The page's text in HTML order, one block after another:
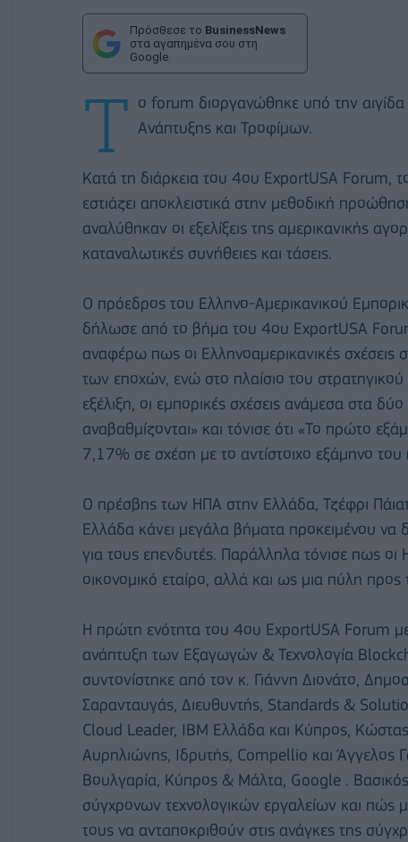
Πρόσθεσε το BusinessNews
στα αγαπημένα σου στη
Google
Τ ο forum διοργανώθηκε υπό την
Ανάπτυξης και Τροφίμων.
Κατά τη διάρκεια του 4ου ExportUSA Forum,
εστιάζει αποκλειστικά στην μεθοδική
αναλύθηκαν οι εξελίξεις της αμερικανικής
καταναλωτικές συνήθειες και τάσεις.
Ο πρόεδρος του Ελληνο-Αμερικανικού
δήλωσε από το βήμα του 4ου ExportUSA
αναφέρω πως οι Ελληνοαμερικανικές σχέσεις
των εποχών, ενώ στο πλαίσιο του
εξέλιξη, οι εμπορικές σχέσεις ανάμεσα στα
αναβαθμίζονται» και τόνισε ότι «Το πρώτο
7,17% σε σχέση με το αντίστοιχο εξάμηνο
Ο πρέσβης των ΗΠΑ στην Ελλάδα, Τζέφρι
Ελλάδα κάνει μεγάλα βήματα προκειμένου να
για τους επενδυτές. Παράλληλα τόνισε πως
οικονομικό εταίρο, αλλά και ως μια πύλη
Η πρώτη ενότητα του 4ου ExportUSA Forum
ανάπτυξη των Εξαγωγών & Τεχνολογία
συντονίστηκε από τον κ. Γιάννη Διονάτο,
Σαρανταυγάς, Διευθυντής, Standards &
Cloud Leader, ΙΒΜ Ελλάδα και Κύπρος,
Αυρηλιώνης, Ιδρυτής, Compellio και
Βουλγαρία, Κύπρος & Μάλτα, Google .
σύγχρονων τεχνολογικών εργαλείων και πώς
τους να ανταποκριθούν στις ανάγκες της